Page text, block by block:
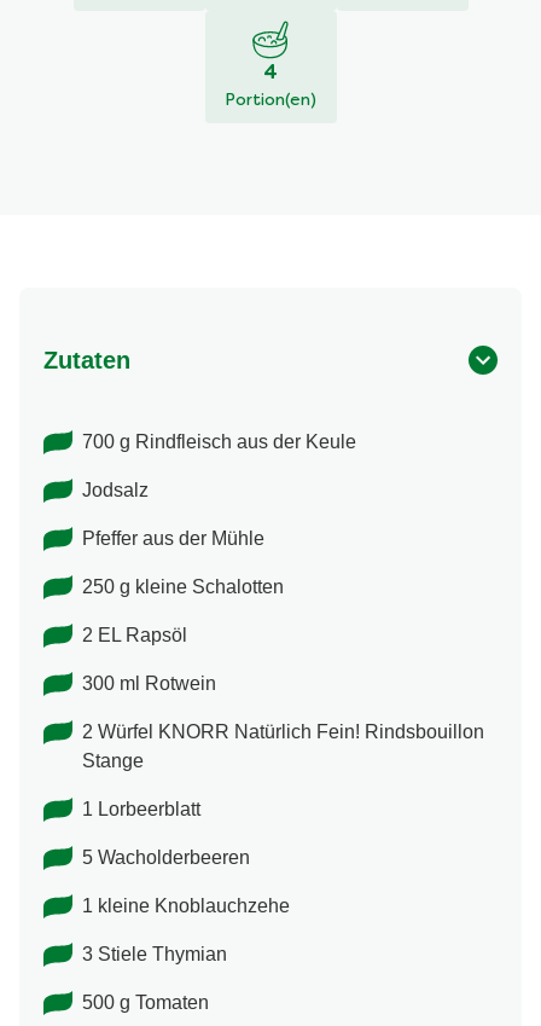
4
Portion(en)
Zutaten
700 g Rindfleisch aus der Keule
Jodsalz
Pfeffer aus der Mühle
250 g kleine Schalotten
2 EL Rapsöl
300 ml Rotwein
2 Würfel KNORR Natürlich Fein! Rindsbouillon
Stange
1 Lorbeerblatt
5 Wacholderbeeren
1 kleine Knoblauchzehe
3 Stiele Thymian
500 g Tomaten